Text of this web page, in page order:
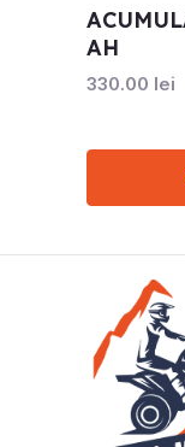
AH
330.00 lei